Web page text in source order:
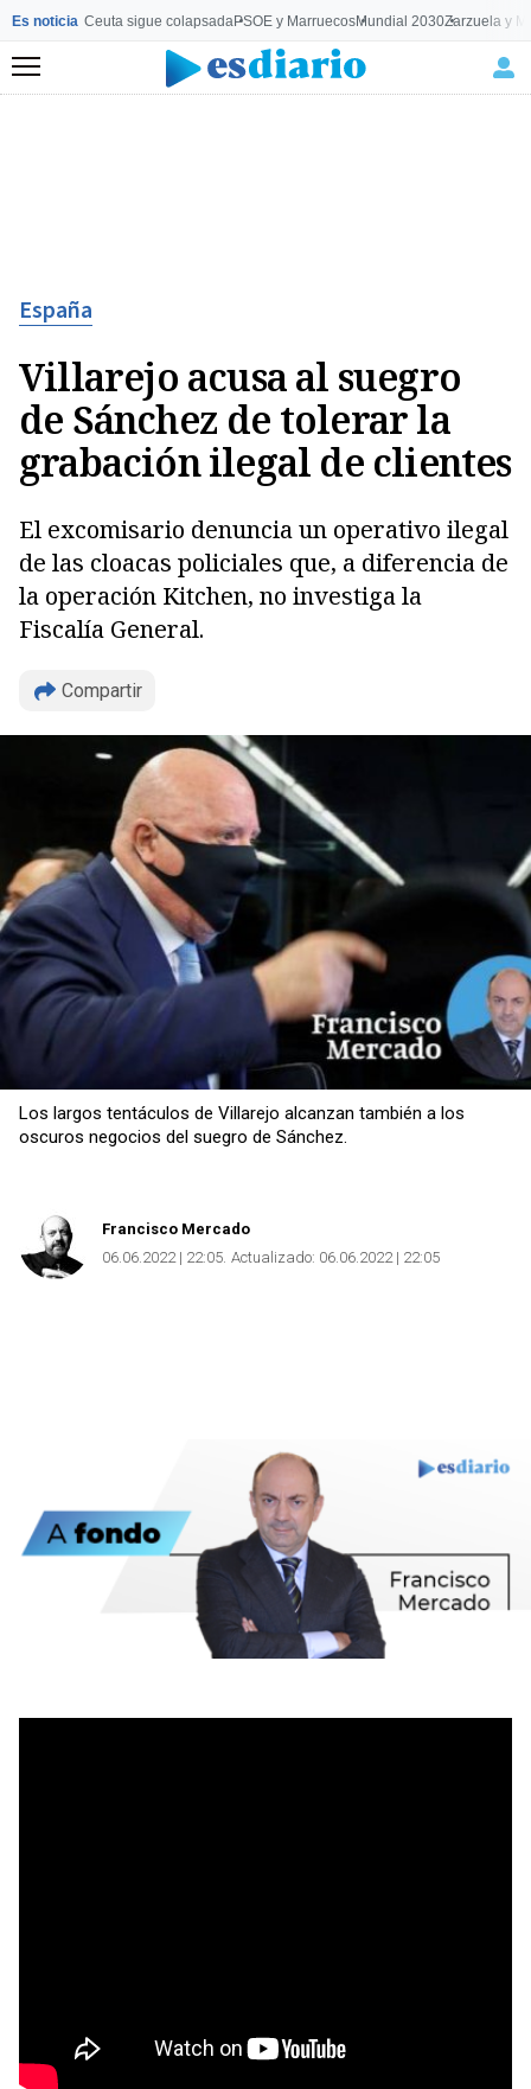
Es noticia Ceuta sigue colapsadaPSOE y MarruecosMundial 2030Zarzuela y
Menú
España
Villarejo acusa al suegro
de Sánchez de tolerar la
grabación ilegal de clientes
El excomisario denuncia un operativo ilegal
de las cloacas policiales que, a diferencia de
la operación Kitchen, no investiga la
Fiscalía General.
Compartir
Los largos tentáculos de Villarejo alcanzan también a los
oscuros negocios del suegro de Sánchez.
Francisco Mercado
06.06.2022 | 22:05 Actualizado: 06.06.2022 | 22:05